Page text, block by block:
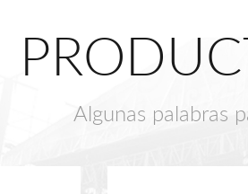
Algunas palabras